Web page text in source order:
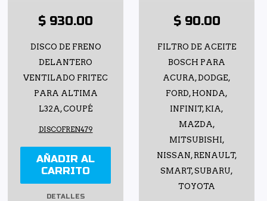
$ 930.00
DISCO DE FRENO
DELANTERO
VENTILADO FRITEC
PARA ALTIMA
L32A, COUPÉ
DISCOFREN479
AÑADIR AL
CARRITO
DETALLES
$ 90.00
FILTRO DE ACEITE
BOSCH PARA
ACURA, DODGE,
FORD, HONDA,
INFINIT, KIA,
MAZDA,
MITSUBISHI,
NISSAN, RENAULT,
SMART, SUBARU,
TOYOTA